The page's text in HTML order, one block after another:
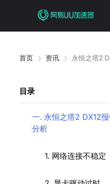
首页 资讯 永恒之塔2
目录
一. 永恒之塔2 DX12
分析
1. 网络连接不稳定